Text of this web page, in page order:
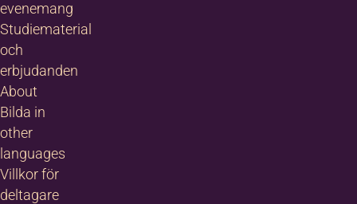
evenemang
Studiematerial
och
erbjudanden
About
Bilda in
other
languages
Villkor för
deltagare